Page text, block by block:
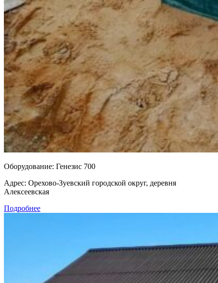
Оборудование: Генезис 700
Адрес: Орехово-Зуевский городской округ, деревня
Алексеевская
Подробнее